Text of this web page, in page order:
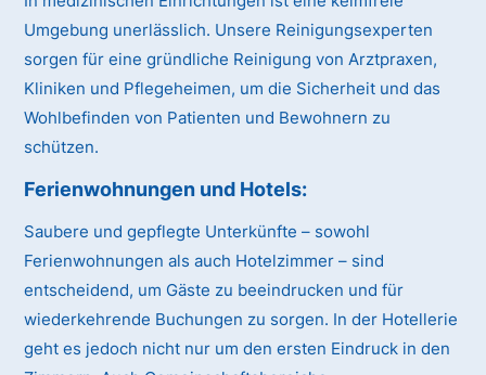
Umgebung unerlässlich. Unsere Reinigungsexperten
sorgen für eine gründliche Reinigung von Arztpraxen,
Kliniken und Pflegeheimen, um die Sicherheit und das
Wohlbefinden von Patienten und Bewohnern zu
schützen.
Ferienwohnungen und Hotels:
Saubere und gepflegte Unterkünfte – sowohl
Ferienwohnungen als auch Hotelzimmer – sind
entscheidend, um Gäste zu beeindrucken und für
wiederkehrende Buchungen zu sorgen. In der Hotellerie
geht es jedoch nicht nur um den ersten Eindruck in den